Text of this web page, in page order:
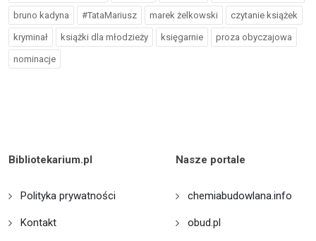
bruno kadyna #TataMariusz marek żelkowski czytanie książek
kryminał książki dla młodzieży księgarnie proza obyczajowa
nominacje
Bibliotekarium.pl
Polityka prywatności
Kontakt
Nasze portale
chemiabudowlana.info
obud.pl